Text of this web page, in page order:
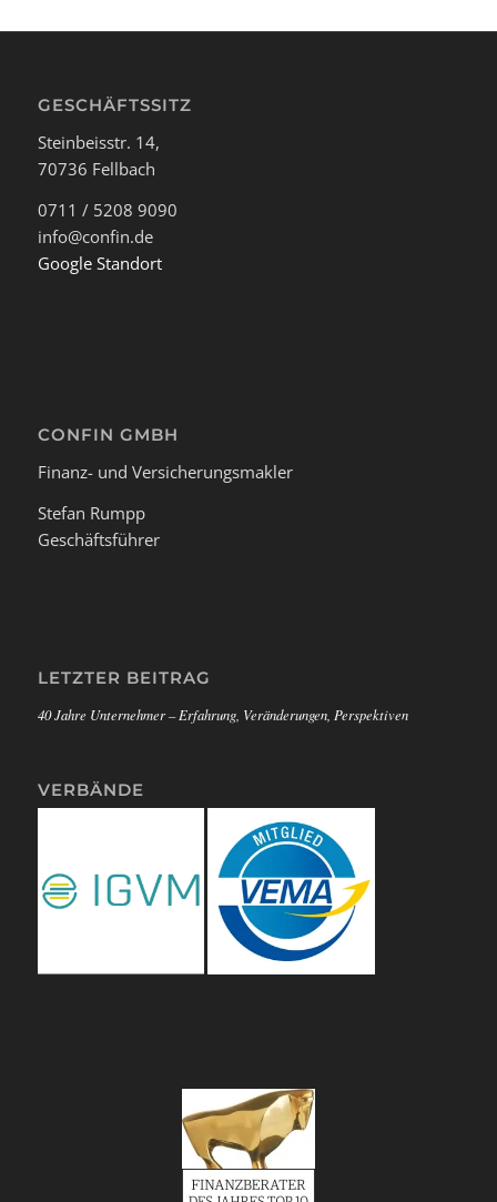
GESCHÄFTSSITZ
Steinbeisstr. 14,
70736 Fellbach
0711 / 5208 9090
info@confin.de
Google Standort
CONFIN GMBH
Finanz- und Versicherungsmakler
Stefan Rumpp
Geschäftsführer
LETZTER BEITRAG
40 Jahre Unternehmer – Erfahrung, Veränderungen, Perspektiven
VERBÄNDE